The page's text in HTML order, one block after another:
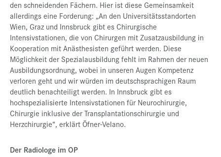
den schneidenden Fächern. Hier ist diese Gemeinsamkeit
allerdings eine Forderung: „An den Universitätsstandorten
Wien, Graz und Innsbruck gibt es Chirurgische
Intensivstationen, die von Chirurgen mit Zusatzausbildung in
Kooperation mit Anästhesisten geführt werden. Diese
Möglichkeit der Spezialausbildung fehlt im Rahmen der neuen
Ausbildungsordnung, wobei in unseren Augen Kompetenz
verloren geht und wir würden im deutschsprachigen Raum
deutlich benachteiligt werden. In Innsbruck gibt es
hochspezialisierte Intensivstationen für Neurochirurgie,
Chirurgie inklusive der Transplantationschirurgie und
Herzchirurgie“, erklärt Öfner-Velano.
Der Radiologe im OP